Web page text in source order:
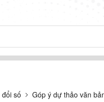
số Góp ý dự thảo văn